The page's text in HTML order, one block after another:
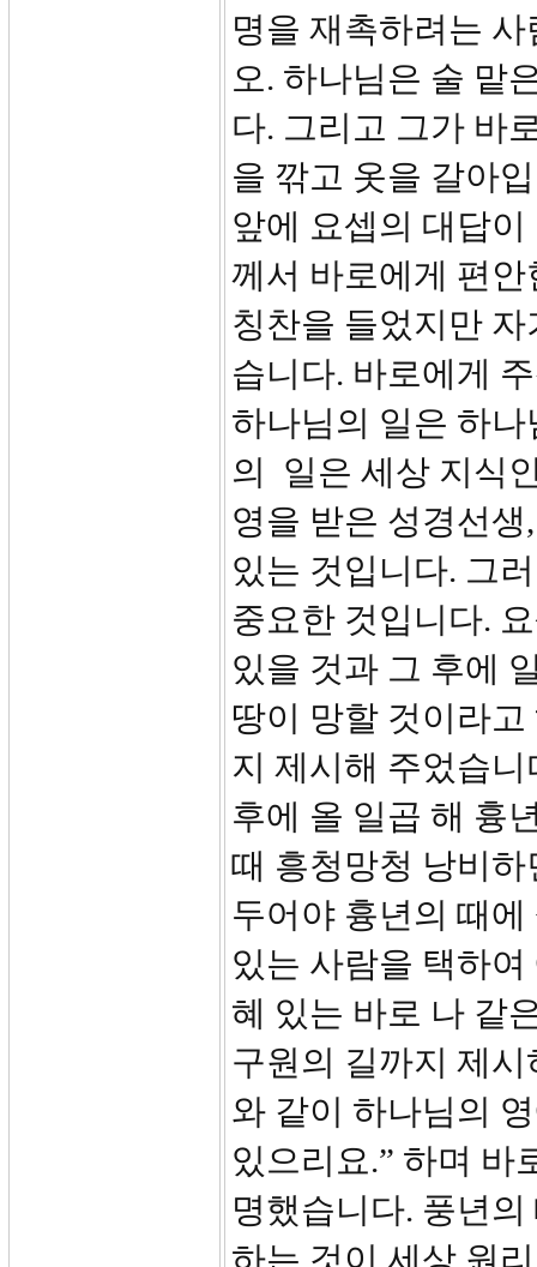
명을 재촉하려는
오. 하나님은 술 맡
다. 그리고 그가 바
을 깎고 옷을 갈아
앞에 요셉의 대답
께서 바로에게 편
칭찬을 들었지만
습니다. 바로에게
하나님의 일은 하
의 일은 세상 지식
영을 받은 성경선
있는 것입니다. 그
중요한 것입니다.
있을 것과 그 후에
땅이 망할 것이라
지 제시해 주었습
후에 올 일곱 해 흉
때 흥청망청 낭비
두어야 흉년의 때
있는 사람을 택하
혜 있는 바로 나 같
구원의 길까지 제
와 같이 하나님의
있으리요.” 하며 바
명했습니다. 풍년
하는 것이 세상 원